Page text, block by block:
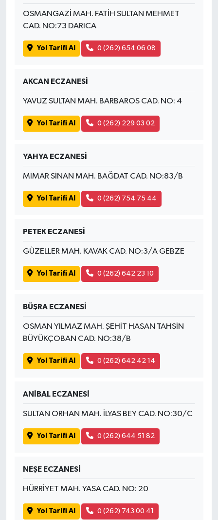
OSMANGAZİ MAH. FATİH SULTAN MEHMET
CAD. NO:73 DARICA
Yol Tarifi Al 0 (262) 654 06 08
AKCAN ECZANESİ
YAVUZ SULTAN MAH. BARBAROS CAD. NO: 4
Yol Tarifi Al 0 (262) 229 03 02
YAHYA ECZANESİ
MİMAR SİNAN MAH. BAĞDAT CAD. NO:83/B
Yol Tarifi Al 0 (262) 754 75 44
PETEK ECZANESİ
GÜZELLER MAH. KAVAK CAD. NO:3/A GEBZE
Yol Tarifi Al 0 (262) 642 23 10
BÜŞRA ECZANESİ
OSMAN YILMAZ MAH. ŞEHİT HASAN TAHSİN
BÜYÜKÇOBAN CAD. NO:38/B
Yol Tarifi Al 0 (262) 642 42 14
ANİBAL ECZANESİ
SULTAN ORHAN MAH. İLYAS BEY CAD. NO:30/C
Yol Tarifi Al 0 (262) 644 51 82
NEŞE ECZANESİ
HÜRRİYET MAH. YASA CAD. NO: 20
Yol Tarifi Al 0 (262) 743 00 41